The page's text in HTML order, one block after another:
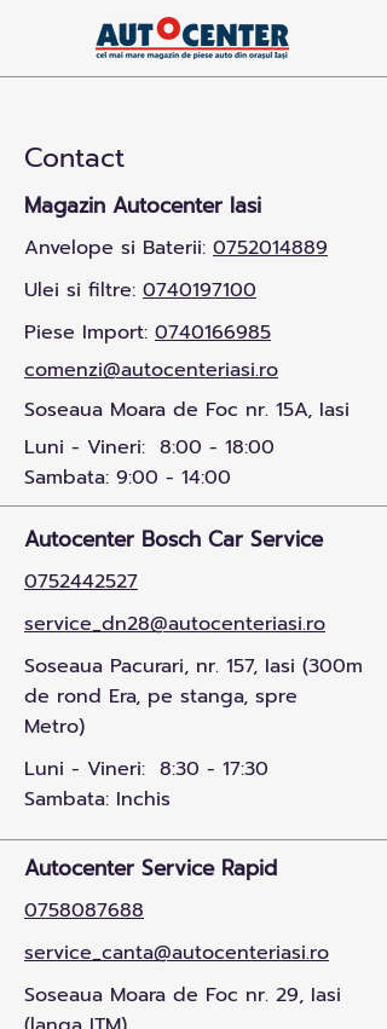
Contact
Magazin Autocenter Iasi
Anvelope si Baterii: 0752014889
Ulei si filtre: 0740197100
Piese Import: 0740166985
comenzi@autocenteriasi.ro
Soseaua Moara de Foc nr. 15A, Iasi
Luni - Vineri: 8:00 - 18:00
Sambata: 9:00 - 14:00
Autocenter Bosch Car Service
0752442527
service_dn28@autocenteriasi.ro
Soseaua Pacurari, nr. 157, Iasi (300m
de rond Era, pe stanga, spre
Metro)
Luni - Vineri: 8:30 - 17:30
Sambata: Inchis
Autocenter Service Rapid
0758087688
service_canta@autocenteriasi.ro
Soseaua Moara de Foc nr. 29, Iasi